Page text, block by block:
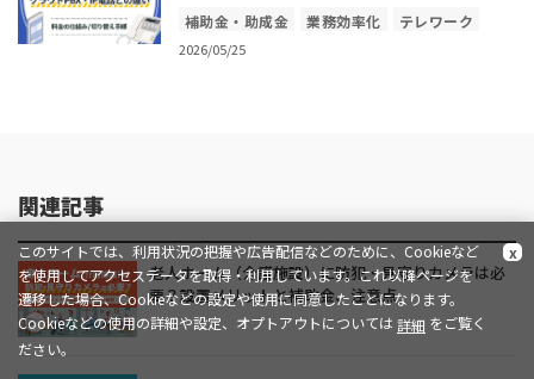
補助金・助成金 業務効率化
テレワーク
コスト削減
2026/05/25
関連記事
老人ホーム（介護施設）に防犯・見守りカメラは必
要？設置メリットと補助金、注意点
このサイトでは、利用状況の把握や広告配信などのために、Cookieなど
を使用してアクセスデータを取得・利用しています。これ以降ページを
遷移した場合、Cookieなどの設定や使用に同意したことになります。
Cookieなどの使用の詳細や設定、オプトアウトについては 詳細
x
をご覧く
ださい。